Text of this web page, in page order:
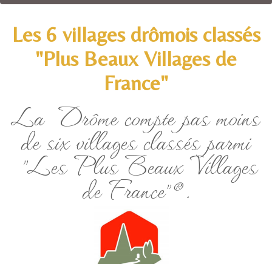
LIEU DE SÉJOUR▼
RÉSERVER
ACTIVITÉS
SERVICES ▼
Les 6 villages drômois classés
"Plus Beaux Villages de
France"
La Drôme compte pas moins
de six villages classés parmi
"Les Plus Beaux Villages
de France"®.